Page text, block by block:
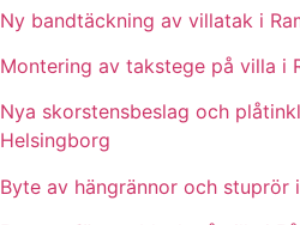
Ny bandtäckning av villatak i
Montering av takstege på villa i
Nya skorstensbeslag och
Helsingborg
Byte av hängrännor och stuprör